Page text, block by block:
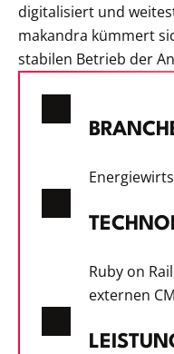
digitalisiert und
makandra kümmert
stabilen Betrieb der
Ruby on
externen